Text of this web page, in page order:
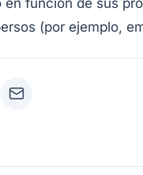
función de sus
(por ejemplo,